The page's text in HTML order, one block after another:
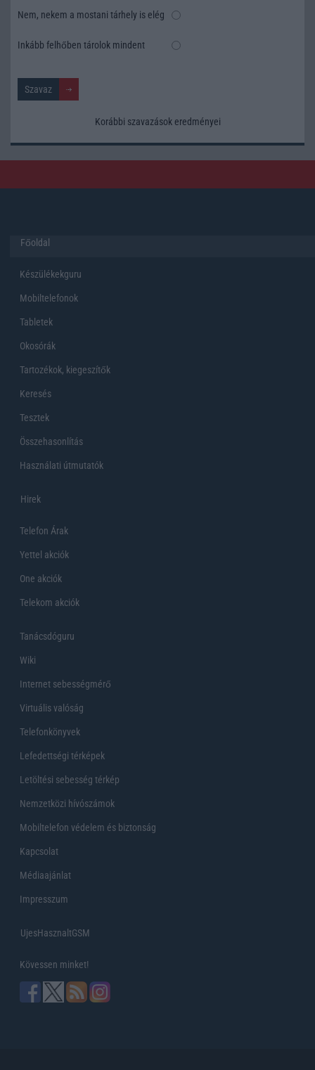
Nem, nekem a mostani tárhely is elég
Inkább felhőben tárolok mindent
Korábbi szavazások eredményei
Főoldal
Készülékekguru
Mobiltelefonok
Tabletek
Okosórák
Tartozékok, kiegeszítők
Keresés
Tesztek
Összehasonlítás
Használati útmutatók
Hirek
Telefon Árak
Yettel akciók
One akciók
Telekom akciók
Tanácsdóguru
Wiki
Internet sebességmérő
Virtuális valóság
Telefonkönyvek
Lefedettségi térképek
Letöltési sebesség térkép
Nemzetközi hívószámok
Mobiltelefon védelem és biztonság
Kapcsolat
Médiaajánlat
Impresszum
UjesHasznaltGSM
Kövessen minket!